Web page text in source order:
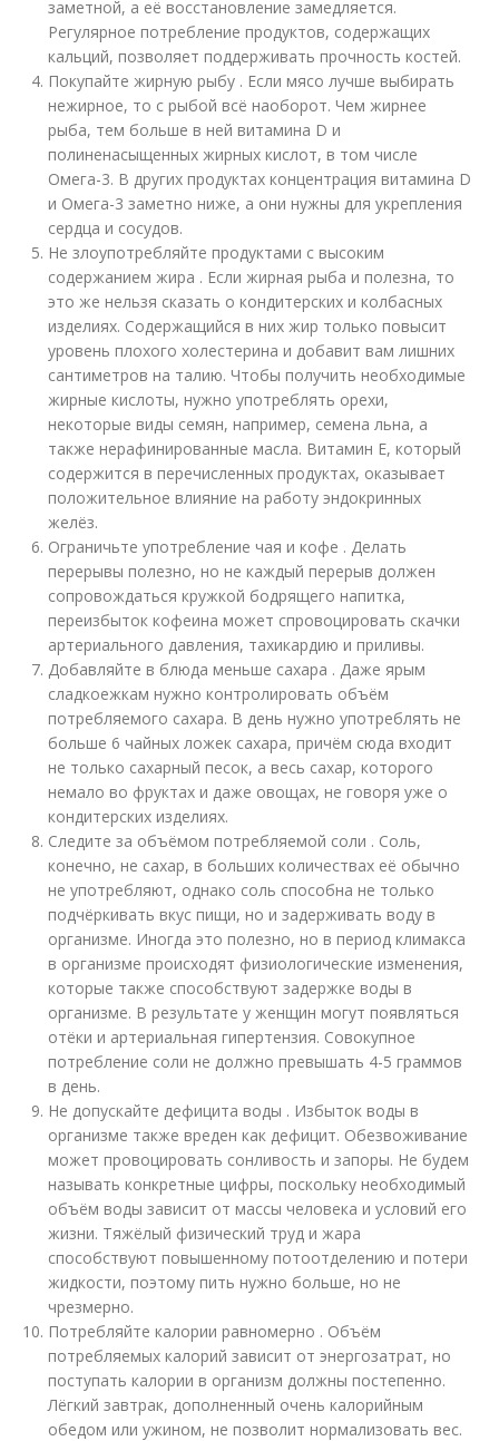
заметной, а её восстановление замедляется.
Регулярное потребление продуктов, содержащих
кальций, позволяет поддерживать прочность костей.
Покупайте жирную рыбу . Если мясо лучше выбирать
нежирное, то с рыбой всё наоборот. Чем жирнее
рыба, тем больше в ней витамина D и
полиненасыщенных жирных кислот, в том числе
Омега-3. В других продуктах концентрация витамина D
и Омега-3 заметно ниже, а они нужны для укрепления
сердца и сосудов.
Не злоупотребляйте продуктами с высоким
содержанием жира . Если жирная рыба и полезна, то
это же нельзя сказать о кондитерских и колбасных
изделиях. Содержащийся в них жир только повысит
уровень плохого холестерина и добавит вам лишних
сантиметров на талию. Чтобы получить необходимые
жирные кислоты, нужно употреблять орехи,
некоторые виды семян, например, семена льна, а
также нерафинированные масла. Витамин E, который
содержится в перечисленных продуктах, оказывает
положительное влияние на работу эндокринных
желёз.
Ограничьте употребление чая и кофе . Делать
перерывы полезно, но не каждый перерыв должен
сопровождаться кружкой бодрящего напитка,
переизбыток кофеина может спровоцировать скачки
артериального давления, тахикардию и приливы.
Добавляйте в блюда меньше сахара . Даже ярым
сладкоежкам нужно контролировать объём
потребляемого сахара. В день нужно употреблять не
больше 6 чайных ложек сахара, причём сюда входит
не только сахарный песок, а весь сахар, которого
немало во фруктах и даже овощах, не говоря уже о
кондитерских изделиях.
Следите за объёмом потребляемой соли . Соль,
конечно, не сахар, в больших количествах её обычно
не употребляют, однако соль способна не только
подчёркивать вкус пищи, но и задерживать воду в
организме. Иногда это полезно, но в период климакса
в организме происходят физиологические изменения,
которые также способствуют задержке воды в
организме. В результате у женщин могут появляться
отёки и артериальная гипертензия. Совокупное
потребление соли не должно превышать 4-5 граммов
в день.
Не допускайте дефицита воды . Избыток воды в
организме также вреден как дефицит. Обезвоживание
может провоцировать сонливость и запоры. Не будем
называть конкретные цифры, поскольку необходимый
объём воды зависит от массы человека и условий его
жизни. Тяжёлый физический труд и жара
способствуют повышенному потоотделению и потери
жидкости, поэтому пить нужно больше, но не
чрезмерно.
Потребляйте калории равномерно . Объём
потребляемых калорий зависит от энергозатрат, но
поступать калории в организм должны постепенно.
Лёгкий завтрак, дополненный очень калорийным
обедом или ужином, не позволит нормализовать вес.